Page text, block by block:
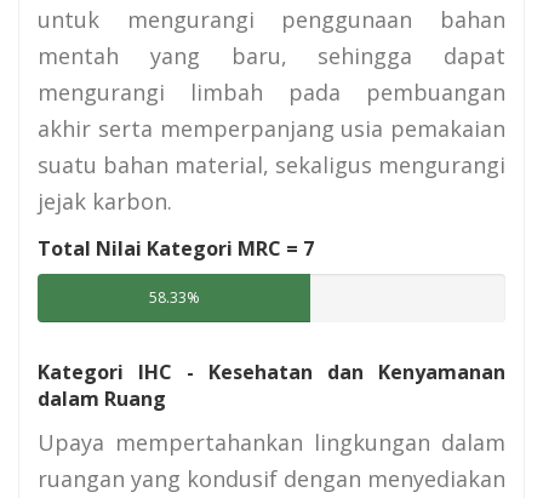
untuk mengurangi penggunaan bahan
mentah yang baru, sehingga dapat
mengurangi limbah pada pembuangan
akhir serta memperpanjang usia pemakaian
suatu bahan material, sekaligus mengurangi
jejak karbon.
Total Nilai Kategori MRC = 7
58.33%
Kategori IHC - Kesehatan dan Kenyamanan
dalam Ruang
Upaya mempertahankan lingkungan dalam
ruangan yang kondusif dengan menyediakan